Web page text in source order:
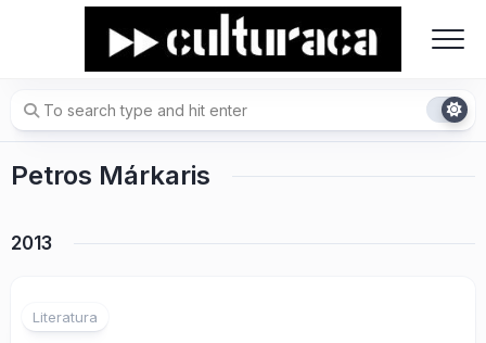
Petros Márkaris
2013
Literatura